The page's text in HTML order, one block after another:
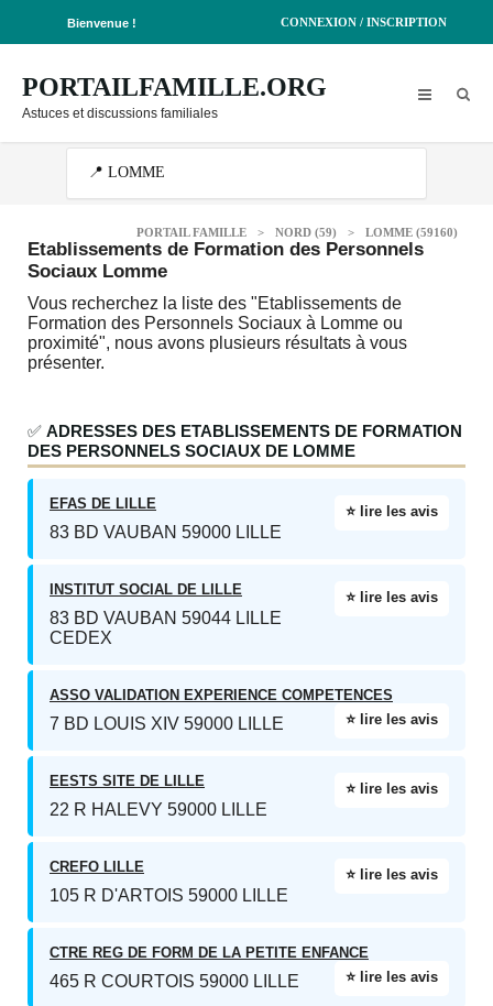
Bienvenue ! CONNEXION / INSCRIPTION
PORTAILFAMILLE.ORG
Astuces et discussions familiales
PORTAIL FAMILLE > NORD (59) > LOMME (59160)
Etablissements de Formation des Personnels
Sociaux Lomme
Vous recherchez la liste des "Etablissements de
Formation des Personnels Sociaux à Lomme ou
proximité", nous avons plusieurs résultats à vous
présenter.
✅ ADRESSES DES ETABLISSEMENTS DE FORMATION
DES PERSONNELS SOCIAUX DE LOMME
EFAS DE LILLE ⭐ lire les avis
83 BD VAUBAN 59000 LILLE
INSTITUT SOCIAL DE LILLE ⭐ lire les avis
83 BD VAUBAN 59044 LILLE
CEDEX
ASSO VALIDATION EXPERIENCE COMPETENCES
⭐ lire les avis
7 BD LOUIS XIV 59000 LILLE
EESTS SITE DE LILLE ⭐ lire les avis
22 R HALEVY 59000 LILLE
CREFO LILLE ⭐ lire les avis
105 R D'ARTOIS 59000 LILLE
CTRE REG DE FORM DE LA PETITE ENFANCE
⭐ lire les avis
465 R COURTOIS 59000 LILLE